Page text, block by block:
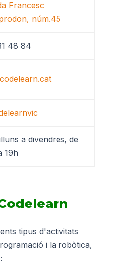
Francesc
núm.45
48 84
a divendres, de
19h
tipus d'activitats
i la robòtica,